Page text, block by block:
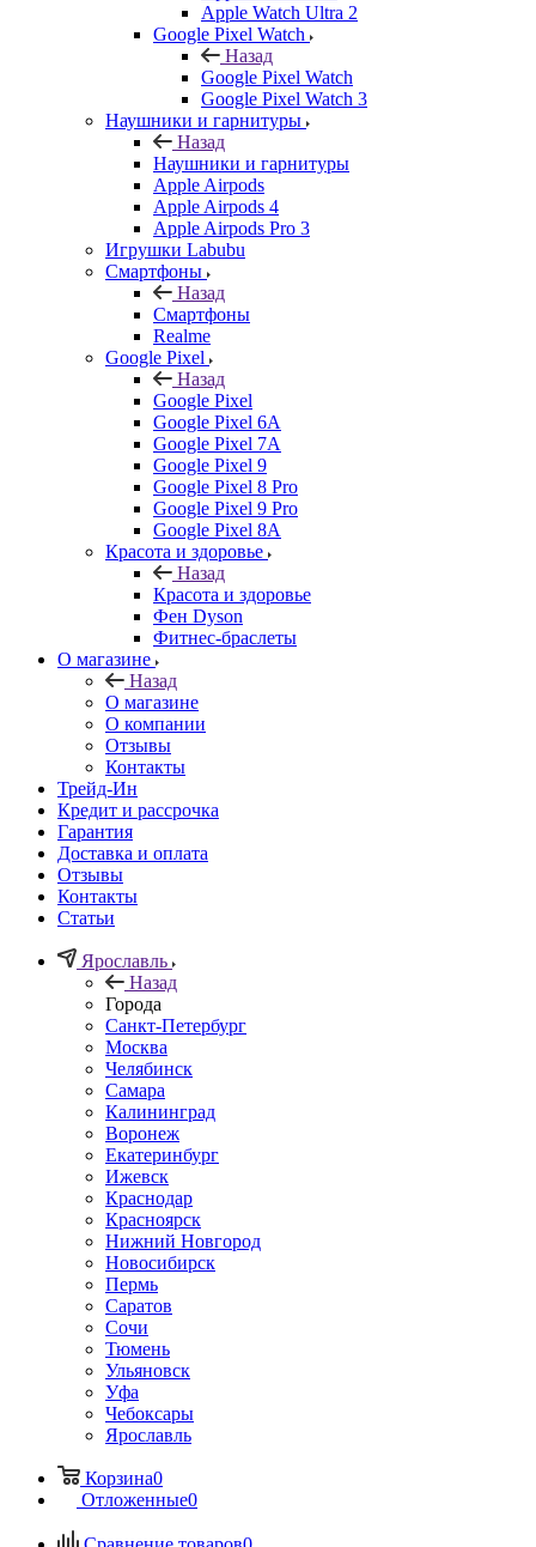
Apple Watch Ultra 2
Google Pixel Watch
Назад
Google Pixel Watch
Google Pixel Watch 3
Наушники и гарнитуры
Назад
Наушники и гарнитуры
Apple Airpods
Apple Airpods 4
Apple Airpods Pro 3
Игрушки Labubu
Смартфоны
Назад
Смартфоны
Realme
Google Pixel
Назад
Google Pixel
Google Pixel 6A
Google Pixel 7А
Google Pixel 9
Google Pixel 8 Pro
Google Pixel 9 Pro
Google Pixel 8A
Красота и здоровье
Назад
Красота и здоровье
Фен Dyson
Фитнес-браслеты
О магазине
Назад
О магазине
О компании
Отзывы
Контакты
Трейд-Ин
Кредит и рассрочка
Гарантия
Доставка и оплата
Отзывы
Контакты
Статьи
Ярославль
Назад
Города
Санкт-Петербург
Москва
Челябинск
Самара
Калининград
Воронеж
Екатеринбург
Ижевск
Краснодар
Красноярск
Нижний Новгород
Новосибирск
Пермь
Саратов
Сочи
Тюмень
Ульяновск
Уфа
Чебоксары
Ярославль
Корзина0
Отложенные0